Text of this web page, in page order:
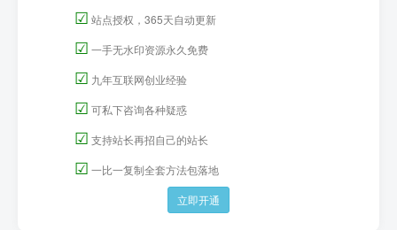
☑ 站点授权，365天自动更新
☑ 一手无水印资源永久免费
☑ 九年互联网创业经验
☑ 可私下咨询各种疑惑
☑ 支持站长再招自己的站长
☑ 一比一复制全套方法包落地
立即开通